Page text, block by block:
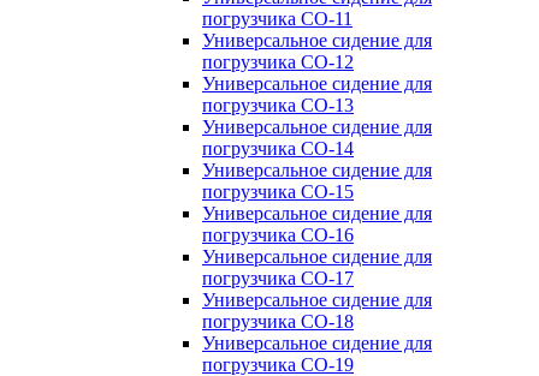
погрузчика CO-11
Универсальное сидение для
погрузчика CO-12
Универсальное сидение для
погрузчика CO-13
Универсальное сидение для
погрузчика CO-14
Универсальное сидение для
погрузчика CO-15
Универсальное сидение для
погрузчика CO-16
Универсальное сидение для
погрузчика CO-17
Универсальное сидение для
погрузчика CO-18
Универсальное сидение для
погрузчика CO-19